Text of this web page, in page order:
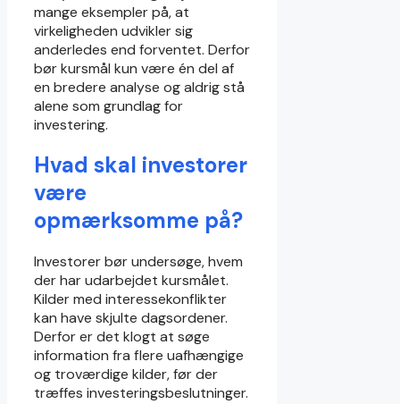
mange eksempler på, at
virkeligheden udvikler sig
anderledes end forventet. Derfor
bør kursmål kun være én del af
en bredere analyse og aldrig stå
alene som grundlag for
investering.
Hvad skal investorer
være
opmærksomme på?
Investorer bør undersøge, hvem
der har udarbejdet kursmålet.
Kilder med interessekonflikter
kan have skjulte dagsordener.
Derfor er det klogt at søge
information fra flere uafhængige
og troværdige kilder, før der
træffes investeringsbeslutninger.